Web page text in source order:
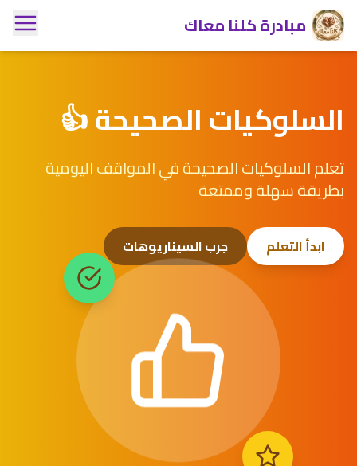
مبادرة كلنا معاك
السلوكيات الصحيحة 👍
تعلم السلوكيات الصحيحة في المواقف اليومية
بطريقة سهلة وممتعة
ابدأ التعلم جرب السيناريوهات